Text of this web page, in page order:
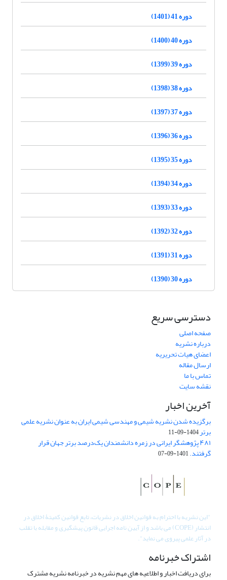
دوره 41 (1401)
دوره 40 (1400)
دوره 39 (1399)
دوره 38 (1398)
دوره 37 (1397)
دوره 36 (1396)
دوره 35 (1395)
دوره 34 (1394)
دوره 33 (1393)
دوره 32 (1392)
دوره 31 (1391)
دوره 30 (1390)
دسترسی سریع
صفحه اصلی
درباره نشریه
اعضای هیات تحریریه
ارسال مقاله
تماس با ما
نقشه سایت
آخرین اخبار
برگزیده شدن نشریه شیمی و مهندسی شیمی ایران به عنوان نشریه علمی
برتر1404-09-11
۴۸۱ پژوهشگر ایرانی در زمره دانشمندان یک‌درصد برتر جهان قرار
گرفتند.1401-09-07
"این نشریه با احترام به قوانین اخلاق در نشریات، تابع قوانین کمیتۀ اخلاق در
انتشار (COPE) می باشد و از آیین نامه اجرایی قانون پیشگیری و مقابله با تقلب
در آثار علمی پیروی می نماید".
اشتراک خبرنامه
برای دریافت اخبار و اطلاعیه های مهم نشریه در خبرنامه نشریه مشترک